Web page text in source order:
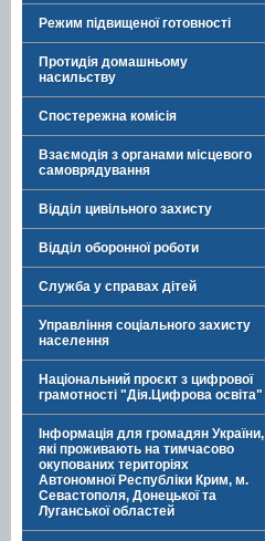
Режим підвищеної готовності
Протидія домашньому
насильству
Спостережна комісія
Взаємодія з органами місцевого
самоврядування
Відділ цивільного захисту
Відділ оборонної роботи
Служба у справах дітей
Управління соціального захисту
населення
Національний проєкт з цифрової
грамотності "Дія.Цифрова освіта"
Інформація для громадян України,
які проживають на тимчасово
окупованих територіях
Автономної Республіки Крим, м.
Севастополя, Донецької та
Луганської областей